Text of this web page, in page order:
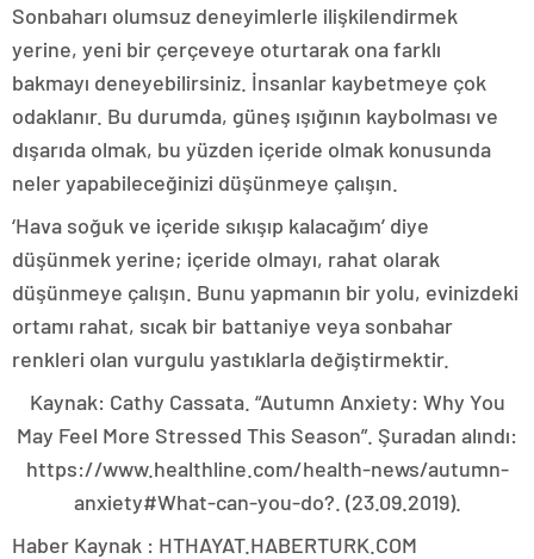
Sonbaharı olumsuz deneyimlerle ilişkilendirmek
yerine, yeni bir çerçeveye oturtarak ona farklı
bakmayı deneyebilirsiniz. İnsanlar kaybetmeye çok
odaklanır. Bu durumda, güneş ışığının kaybolması ve
dışarıda olmak, bu yüzden içeride olmak konusunda
neler yapabileceğinizi düşünmeye çalışın.
‘Hava soğuk ve içeride sıkışıp kalacağım’ diye
düşünmek yerine; içeride olmayı, rahat olarak
düşünmeye çalışın. Bunu yapmanın bir yolu, evinizdeki
ortamı rahat, sıcak bir battaniye veya sonbahar
renkleri olan vurgulu yastıklarla değiştirmektir.
Kaynak: Cathy Cassata. “Autumn Anxiety: Why You
May Feel More Stressed This Season”. Şuradan alındı:
https://www.healthline.com/health-news/autumn-
anxiety#What-can-you-do?. (23.09.2019).
Haber Kaynak : HTHAYAT.HABERTURK.COM